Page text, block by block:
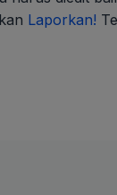
Laporkan!